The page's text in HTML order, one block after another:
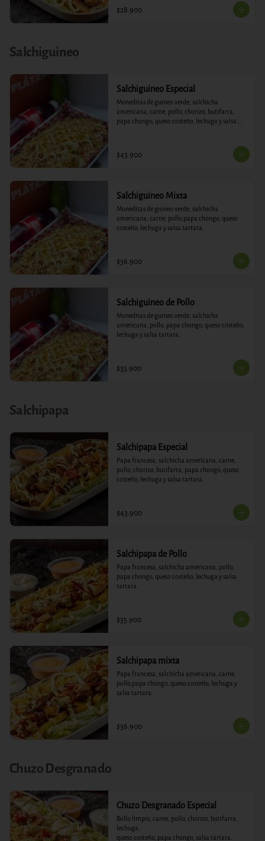
$28.900
Salchiguineo
Salchiguineo Especial
Moneditas de guineo verde, salchicha
americana, carne, pollo, chorizo, butifarra,
papa chongo, queso costeño, lechuga y salsa
$43.900
Salchiguineo Mixta
Moneditas de guineo verde, salchicha
americana, carne, pollo,papa chongo, queso
costeño, lechuga y salsa tartara.
$36.900
Salchiguineo de Pollo
Moneditas de guineo verde, salchicha
americana, pollo, papa chongo, queso costeño,
lechuga y salsa tartara.
$35.900
Salchipapa
Salchipapa Especial
Papa francesa, salchicha americana, carne,
pollo, chorizo, butifarra, papa chongo, queso
costeño, lechuga y salsa tartara.
$43.900
Salchipapa de Pollo
Papa francesa, salchicha americana, pollo,
papa chongo, queso costeño, lechuga y salsa
tartara.
$35.900
Salchipapa mixta
Papa francesa, salchicha americana, carne,
pollo,papa chongo, queso costeño, lechuga y
salsa tartara.
$36.900
Chuzo Desgranado
Chuzo Desgranado Especial
Bollo limpio, carne, pollo, chorizo, butifarra,
lechuga,
queso costeño, papa chongo, salsa tártara.